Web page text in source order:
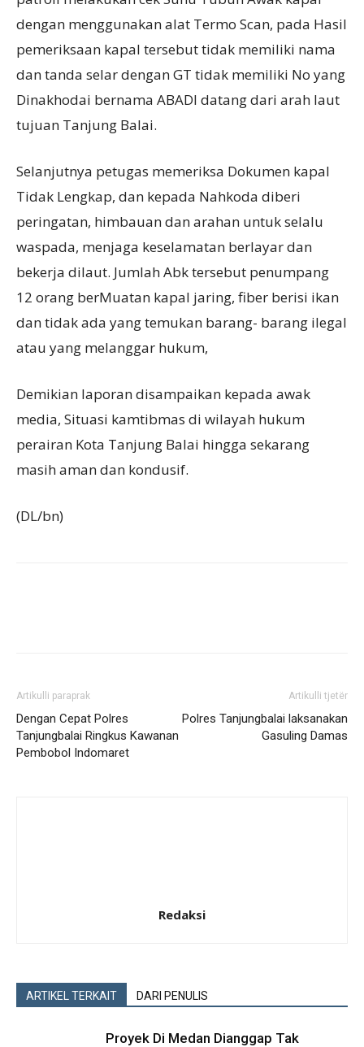
dengan menggunakan alat Termo Scan, pada Hasil
pemeriksaan kapal tersebut tidak memiliki nama
dan tanda selar dengan GT tidak memiliki No yang
Dinakhodai bernama ABADI datang dari arah laut
tujuan Tanjung Balai.
Selanjutnya petugas memeriksa Dokumen kapal
Tidak Lengkap, dan kepada Nahkoda diberi
peringatan, himbauan dan arahan untuk selalu
waspada, menjaga keselamatan berlayar dan
bekerja dilaut. Jumlah Abk tersebut penumpang
12 orang berMuatan kapal jaring, fiber berisi ikan
dan tidak ada yang temukan barang- barang ilegal
atau yang melanggar hukum,
Demikian laporan disampaikan kepada awak
media, Situasi kamtibmas di wilayah hukum
perairan Kota Tanjung Balai hingga sekarang
masih aman dan kondusif.
(DL/bn)
Artikulli paraprak
Dengan Cepat Polres
Tanjungbalai Ringkus Kawanan
Pembobol Indomaret
Artikulli tjetër
Polres Tanjungbalai laksanakan
Gasuling Damas
Redaksi
ARTIKEL TERKAIT DARI PENULIS
Proyek Di Medan Dianggap Tak